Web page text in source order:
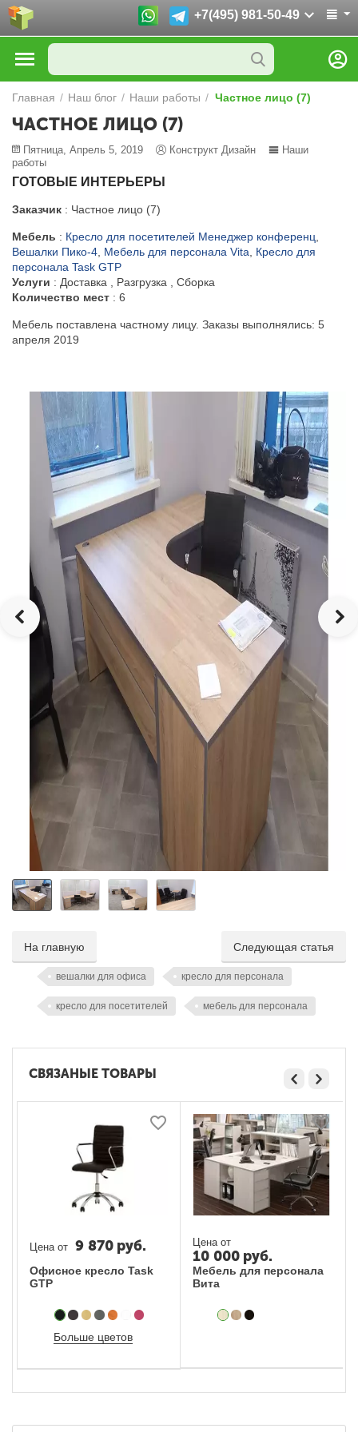
+7(495) 981-50-49
Главная / Наш блог / Наши работы / Частное лицо (7)
ЧАСТНОЕ ЛИЦО (7)
Пятница, Апрель 5, 2019 Конструкт Дизайн
Наши
работы
ГОТОВЫЕ ИНТЕРЬЕРЫ
Заказчик : Частное лицо (7)
Мебель : Кресло для посетителей Менеджер конференц
Вешалки Пико-4 Мебель для персонала Vita
Кресло для
персонала Task GTP
Услуги : Доставка , Разгрузка , Сборка
Количество мест : 6
Мебель поставлена частному лицу. Заказы выполнялись: 5
апреля 2019
На главную Следующая статья
вешалки для офиса кресло для персонала
кресло для посетителей мебель для персонала
СВЯЗАНЫЕ ТОВАРЫ
Цена от 9 870 руб.
Офисное кресло Task
GTP
Больше цветов
Цена от
10 000 руб.
Мебель для персонала
Вита